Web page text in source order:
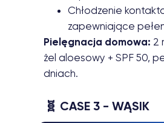
Chłodzenie
zapewniające
Pielęgnacja domowa: 2
żel aloesowy + SPF 50,
dniach.
🧬 CASE 3 - WĄSIK